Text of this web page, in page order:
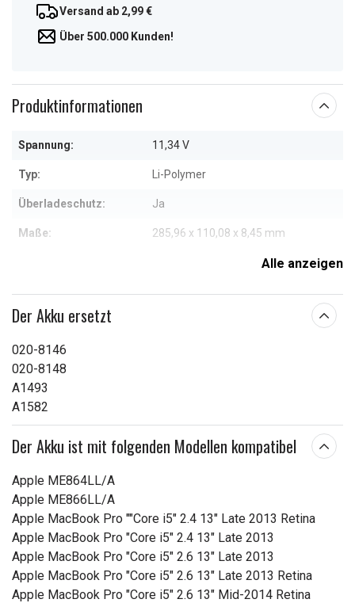
Versand ab 2,99 €
Über 500.000 Kunden!
Produktinformationen
Spannung: 11,34 V
Typ: Li-Polymer
Überladeschutz: Ja
Maße: 285,96 x 110,08 x 8,45 mm
Passend: MacBook Pro
Alle anzeigen
Der Akku ersetzt
020-8146
020-8148
A1493
A1582
Der Akku ist mit folgenden Modellen kompatibel
Apple ME864LL/A
Apple ME866LL/A
Apple MacBook Pro ""Core i5" 2.4 13" Late 2013 Retina
Apple MacBook Pro "Core i5" 2.4 13" Late 2013
Apple MacBook Pro "Core i5" 2.6 13" Late 2013
Apple MacBook Pro "Core i5" 2.6 13" Late 2013 Retina
Apple MacBook Pro "Core i5" 2.6 13" Mid-2014 Retina